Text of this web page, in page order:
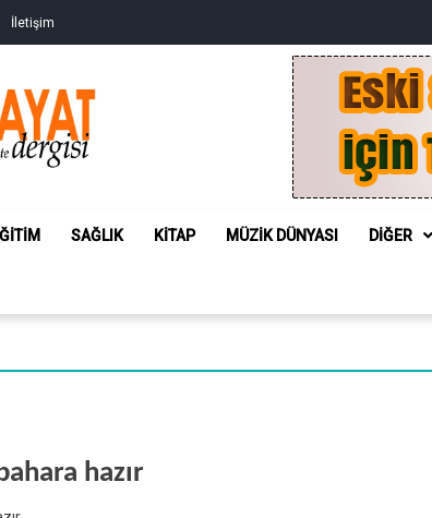
İletişim
SAĞLIK KITAP MÜZIK DÜNYASI DIĞER
hazır